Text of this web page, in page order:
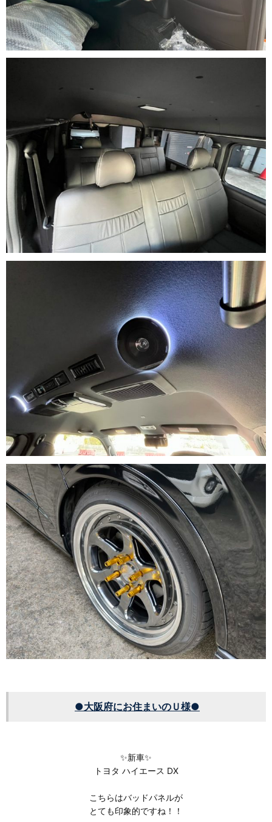
●大阪府にお住まいのＵ様●
✨新車✨
トヨタ ハイエース DX
こちらはバッドパネルが
とても印象的ですね！！